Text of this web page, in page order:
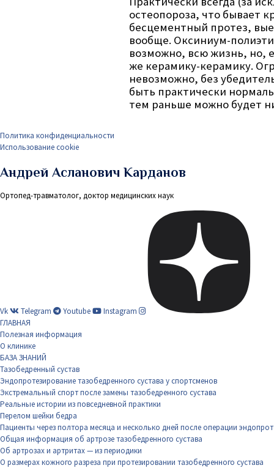
остеопороза, что бывает
бесцементный протез,
вообще. Оксиниум-
возможно, всю жизнь, но,
же керамику-керамику.
невозможно, без
быть практически
тем раньше можно будет
Политика конфиденциальности
Использование cookie
Андрей Асланович Карданов
Ортопед-травматолог, доктор медицинских наук
Vk Telegram Youtube
Instagram
ГЛАВНАЯ
Полезная информация
О клинике
БАЗА ЗНАНИЙ
Тазобедренный сустав
Эндопротезирование тазобедренного сустава у спортсменов
Экстремальный спорт после замены тазобедренного сустава
Реальные истории из повседневной практики
Перелом шейки бедра
Пациенты через полтора месяца и несколько дней после операции
Общая информация об артрозе тазобедренного сустава
Об артрозах и артритах — из периодики
О размерах кожного разреза при протезировании тазобедренного сустава